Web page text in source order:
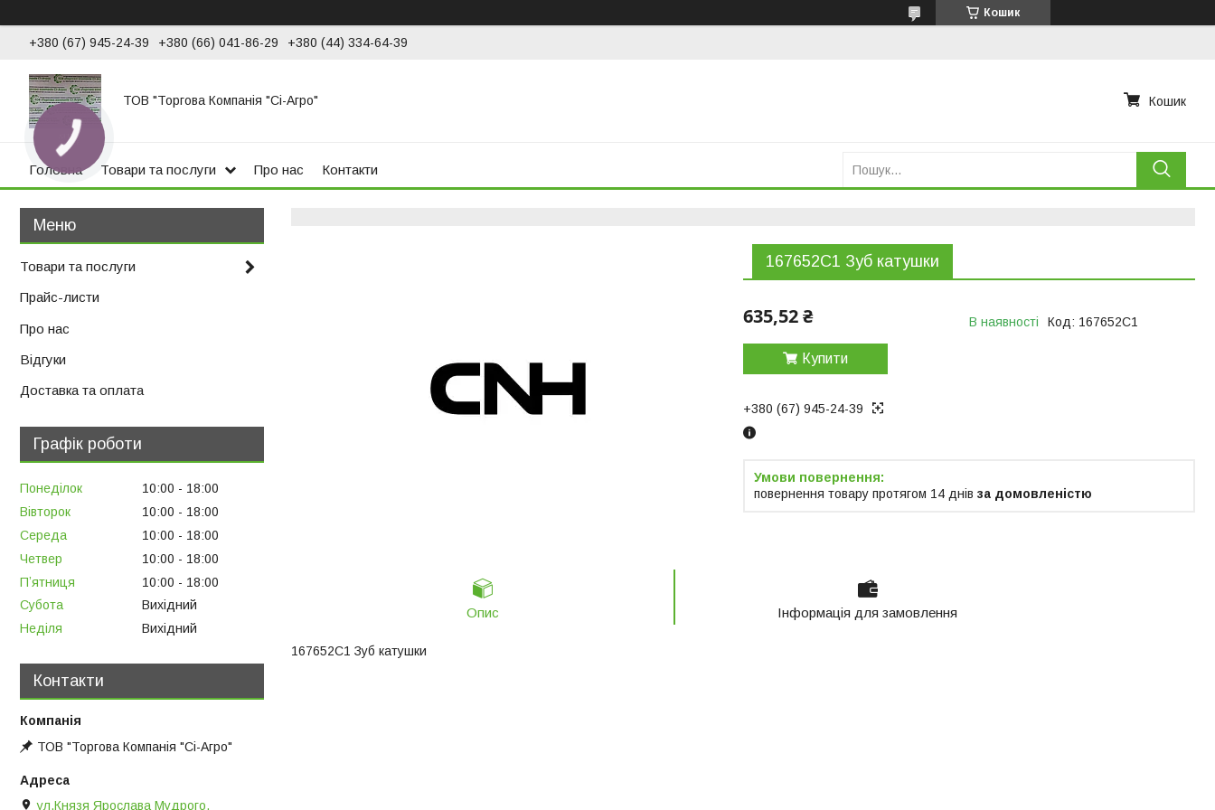
Кошик
+380 (67) 945-24-39 +380 (66) 041-86-29 +380 (44) 334-64-39
ТОВ "Торгова Компанія "Сі-Агро" Кошик
Головна Товари та послуги Про нас Контакти
167652C1 Зуб катушки
635,52 ₴ В наявності Код: 167652C1
Купити
+380 (67) 945-24-39
повернення товару протягом 14 днів за домовленістю
Опис Інформація для замовлення
167652C1 Зуб катушки
Товари та послуги
Прайс-листи
Про нас
Відгуки
Доставка та оплата
Графік роботи
Понеділок 10:00
18:00
Вівторок
10:00
18:00
Середа
10:00
18:00
Четвер
10:00
18:00
Пʼятниця
10:00
18:00
Субота
Вихідний
Неділя
Вихідний
Контакти
ТОВ "Торгова Компанія "Сі-Агро"
ул.Князя Ярослава Мудрого,
КНОПКА
ЗВ'ЯЗКУ